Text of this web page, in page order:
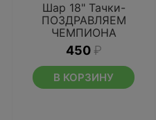
Шар 18" Тачки-
ПОЗДРАВЛЯЕМ
ЧЕМПИОНА
450 ₽
В КОРЗИНУ